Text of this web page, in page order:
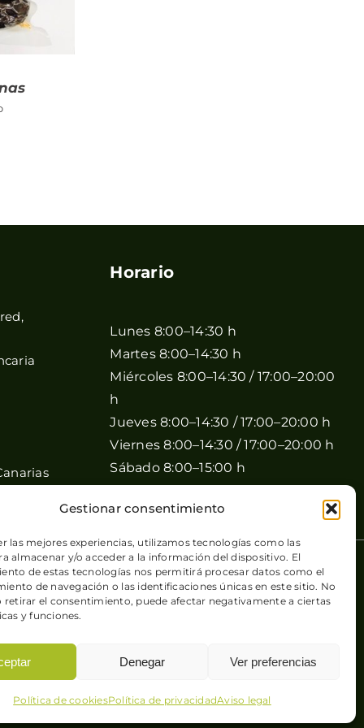
Gestionar consentimiento
las mejores experiencias, utilizamos tecnologías como las
almacenar y/o acceder a la información del dispositivo. El
de estas tecnologías nos permitirá procesar datos como el
de navegación o las identificaciones únicas en este sitio. No
retirar el consentimiento, puede afectar negativamente a ciertas
y funciones.
Denegar Ver preferencias
Política de cookiesPolítica de privacidadAviso legal
Horario
Lunes 8:00–14:30 h
Martes 8:00–14:30 h
Miércoles 8:00–14:30 / 17:00–20:00
h
Jueves 8:00–14:30 / 17:00–20:00 h
Viernes 8:00–14:30 / 17:00–20:00 h
Sábado 8:00–15:00 h
Domingo Cerrado
cookies| Sitio web desarrollado por+QueGusto S.C.